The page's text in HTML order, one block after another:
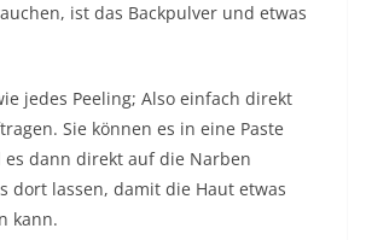
ist das Backpulver und etwas
jedes Peeling; Also einfach direkt
Sie können es in eine Paste
dann direkt auf die Narben
dort lassen, damit die Haut etwas
kann.